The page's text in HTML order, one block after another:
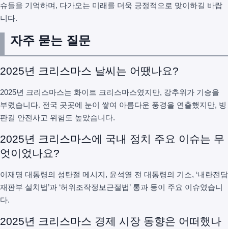
슈들을 기억하며, 다가오는 미래를 더욱 긍정적으로 맞이하길 바랍
니다.
자주 묻는 질문
2025년 크리스마스 날씨는 어땠나요?
2025년 크리스마스는 화이트 크리스마스였지만, 강추위가 기승을
부렸습니다. 전국 곳곳에 눈이 쌓여 아름다운 풍경을 연출했지만, 빙
판길 안전사고 위험도 높았습니다.
2025년 크리스마스에 국내 정치 주요 이슈는 무
엇이었나요?
이재명 대통령의 성탄절 메시지, 윤석열 전 대통령의 기소, ‘내란전담
재판부 설치법’과 ‘허위조작정보근절법’ 통과 등이 주요 이슈였습니
다.
2025년 크리스마스 경제 시장 동향은 어떠했나